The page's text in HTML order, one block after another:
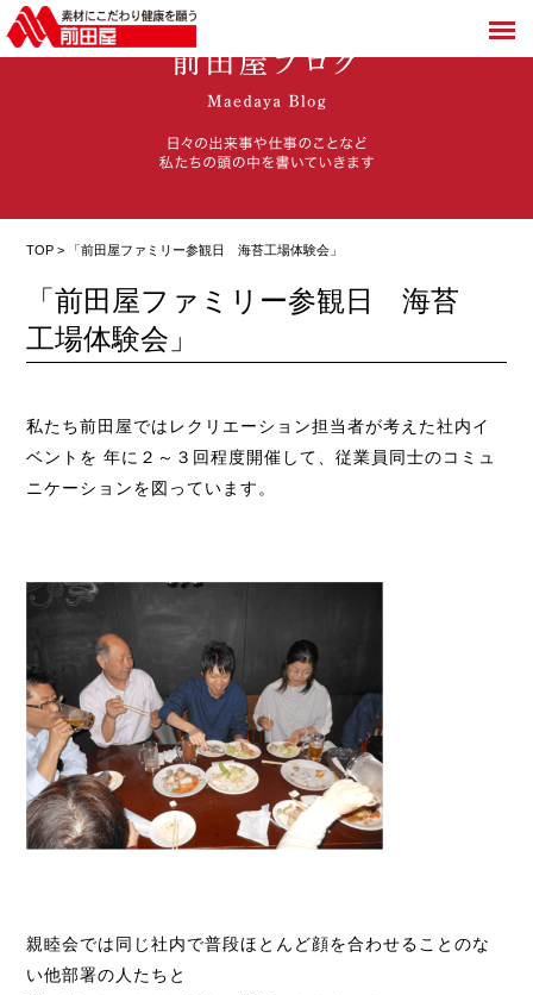
TOP > 「前田屋ファミリー参観日 海苔工場体験会」
「前田屋ファミリー参観日 海苔
工場体験会」
私たち前田屋ではレクリエーション担当者が考えた社内イ
ベントを 年に２～３回程度開催して、従業員同士のコミュ
ニケーションを図っています。
親睦会では同じ社内で普段ほとんど顔を合わせることのな
い他部署の人たちと